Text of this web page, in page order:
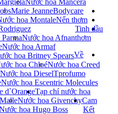
Nước hoa Mancera
Marie Jeanne
hoa Montale
Nước hoa Afnan
Nước hoa Armaf
hoa Britney Spears
hoa ChloéNước hoa Creed
Nước hoa Diesel
Nước hoa Escentric Molecules
d`Orange
Nước hoa Givenchy
hoa Hugo Boss
Bodycare
Nến thơm
Tinh dầu
thơm
Về
Tprofumo
Tạp chí nước hoa
Cam
Kết